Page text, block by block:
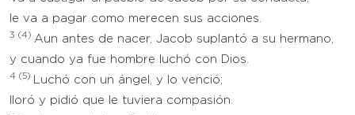
le va a pagar como merecen sus acciones.
3 (4) Aun antes de nacer, Jacob suplantó a su hermano,
y cuando ya fue hombre luchó con Dios.
4 (5)
Luchó con un ángel, y lo venció;
lloró y pidió que le tuviera compasión.